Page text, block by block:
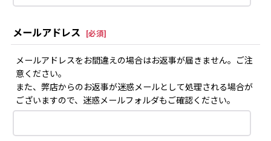
メールアドレス [必須]
メールアドレスをお間違えの場合はお返事が届きません。ご注
意ください。
また、弊店からのお返事が迷惑メールとして処理される場合が
ございますので、迷惑メールフォルダもご確認ください。